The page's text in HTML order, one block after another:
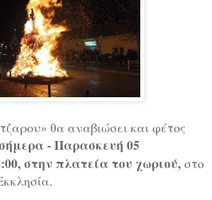
θα αναβιώσει και φέτος
- Παρασκευή 05
στην πλατεία του χωριού,στο